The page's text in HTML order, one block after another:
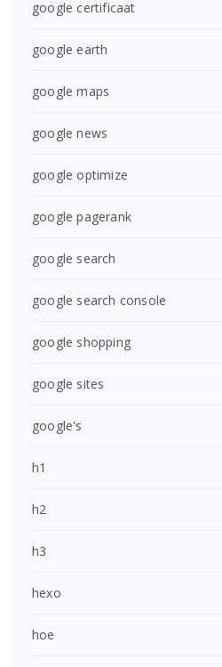
google certificaat
google earth
google maps
google news
google optimize
google pagerank
google search
google search console
google shopping
google sites
google's
h1
h2
h3
hexo
hoe